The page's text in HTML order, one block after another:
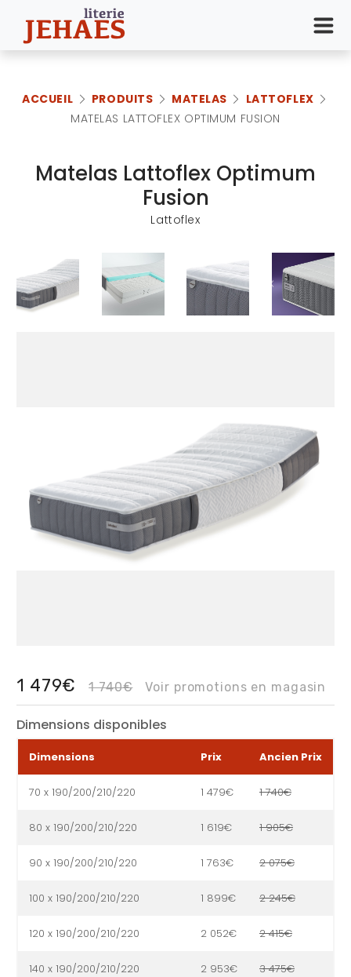
ACCUEIL PRODUITS MATELAS
LATTOFLEX
MATELAS LATTOFLEX OPTIMUM FUSION
Matelas Lattoflex Optimum
Fusion
Lattoflex
1 479€ 1 740€ Voir promotions en magasin
Dimensions disponibles
Dimensions Prix Ancien Prix
70 x 190/200/210/220 1 479€ 1 740€
80 x 190/200/210/220 1 619€ 1 905€
90 x 190/200/210/220 1 763€ 2 075€
100 x 190/200/210/220 1 899€ 2 245€
120 x 190/200/210/220 2 052€ 2 415€
140 x 190/200/210/220 2 953€ 3 475€